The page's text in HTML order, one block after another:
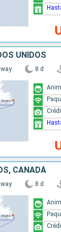
UNIDOS
8 d
CANADÁ
8 d